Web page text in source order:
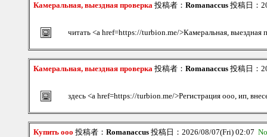
Камеральная, выездная проверка 投稿者： Romanaccus 投稿日：
читать <a href=https://turbion.me/>Камеральная, выездная
Камеральная, выездная проверка 投稿者： Romanaccus 投稿日：
здесь <a href=https://turbion.me/>Регистрация ооо, ип,
Купить ооо 投稿者： Romanaccus 投稿日：2026/08/07(Fri) 02:07